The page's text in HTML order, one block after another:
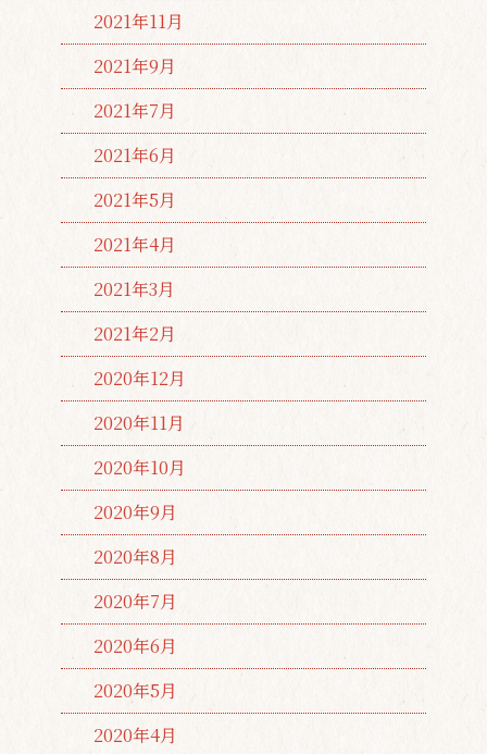
2021年11月
2021年9月
2021年7月
2021年6月
2021年5月
2021年4月
2021年3月
2021年2月
2020年12月
2020年11月
2020年10月
2020年9月
2020年8月
2020年7月
2020年6月
2020年5月
2020年4月